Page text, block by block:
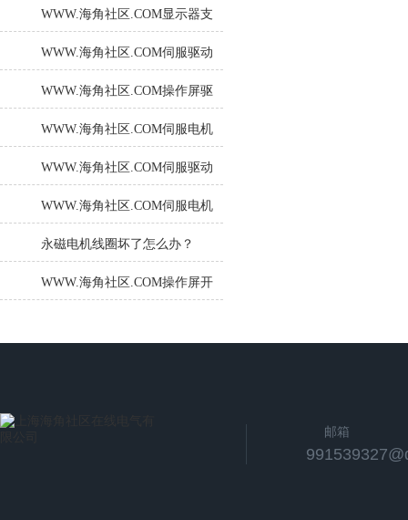
装置电机启动就报F004三小时
WWW.海角社区.COM显示器支
持哪些常见的接口类型？
WWW.海角社区.COM伺服驱动
器维修小技巧，您都了解吗？
WWW.海角社区.COM操作屏驱
动问题的诊断与解决
WWW.海角社区.COM伺服电机
维修几个小技巧，您都了解
WWW.海角社区.COM伺服驱动
器的安装和调试过程是怎样
WWW.海角社区.COM伺服电机
过热问题的诊断与修复
永磁电机线圈坏了怎么办？
WWW.海角社区.COM操作屏开
邮箱